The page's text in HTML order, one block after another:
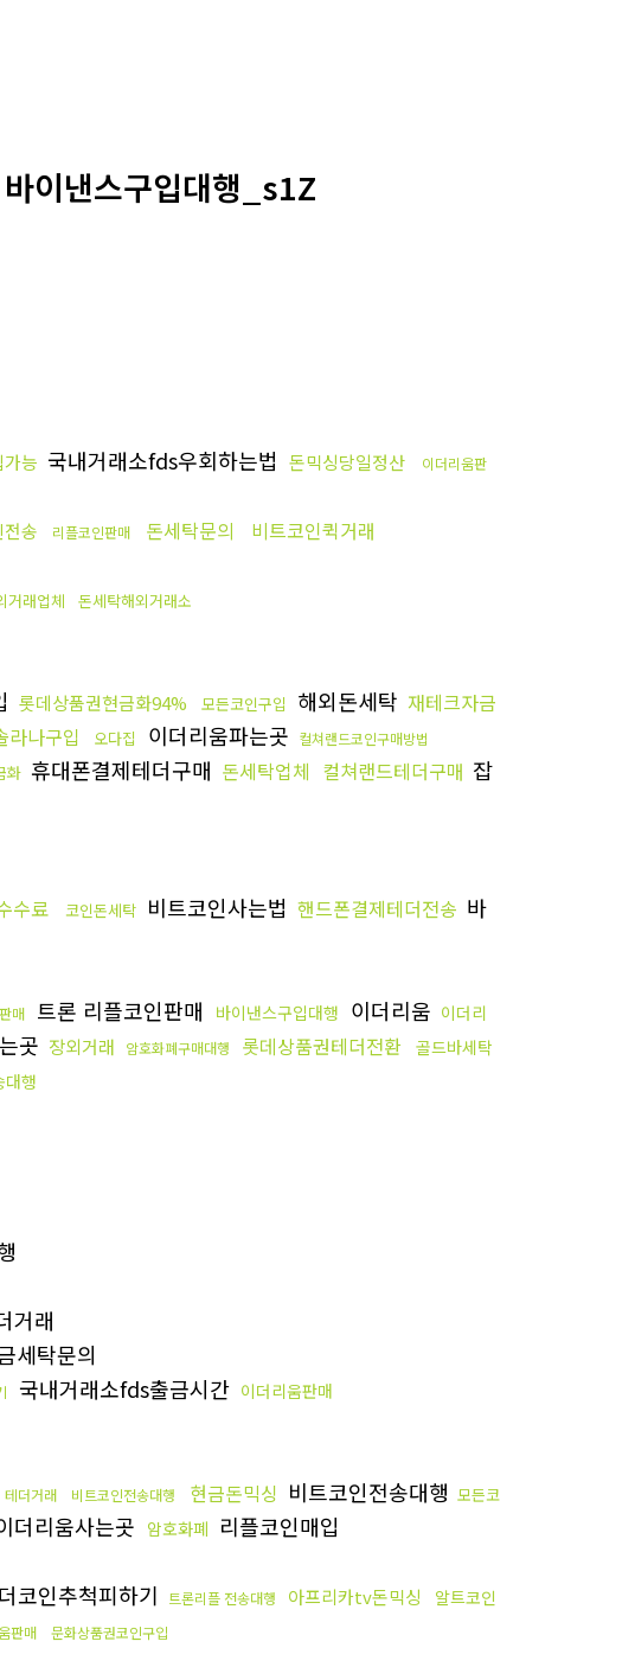
이낸스구입대행_s1Z
능 국내거래소fds우회하는법 돈믹싱당일정산
이더리움판
송 리플코인판매 돈세탁문의 비트코인퀵거래
거래업체 돈세탁해외거래소
롯데상품권현금화94% 모든코인구입 해외돈세탁 재테크자금
라나구입 오다집 이더리움파는곳 컬쳐랜드코인구매방법
화 휴대폰결제테더구매 돈세탁업체 컬쳐랜드테더구매 잡
수료 코인돈세탁 비트코인사는법 핸드폰결제테더전송 바
매 트론 리플코인판매 바이낸스구입대행 이더리움 이더리
곳 장외거래 암호화폐구매대행 롯데상품권테더전환
골드바세탁
대행
거래
세탁문의
국내거래소fds출금시간 이더리움판매
테더거래 비트코인전송대행 현금돈믹싱 비트코인전송대행 모든코
더리움사는곳 암호화폐 리플코인매입
코인추척피하기 트론리플 전송대행 아프리카tv돈믹싱
알트코인
판매
문화상품권코인구입